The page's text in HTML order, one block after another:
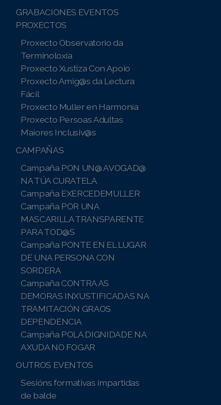
GRABACIONES EVENTOS
PROXECTOS
Proxecto Observatorio da
Terminoloxía
Proxecto Xustiza Con Apoio
Proxecto Amig@s da Lectura
Fácil
Proxecto Muller en Harmonía
Proxecto Persoas Adultas
Maiores Inclusiv@s
CAMPAÑAS
Campaña PON UN@ AVOGAD@
NA TÚA CURATELA
Campaña EXERCEDEMULLER
Campaña POR UNA
MASCARILLA TRANSPARENTE
PARA TOD@S
Campaña PONTE EN EL LUGAR
DE UNA PERSONA CON
SORDERA
Campaña CONTRA AS
DEMORAS INXUSTIFICADAS NA
TRAMITACIÓN GRAOS
DEPENDENCIA
Campaña POLA DIGNIDADE NA
AXUDA NO FOGAR
OUTROS EVENTOS
Sesións formativas impartidas
de balde
Campaña CONTRA AS DEMORAS INXUSTIFICADAS
NA TRAMITACIÓN GRAOS DEPENDENCIA
Campaña POLA DIGNIDADE NA AXUDA NO FOGAR
Sesións formativas impartidas de balde
Eventos 2019 2020